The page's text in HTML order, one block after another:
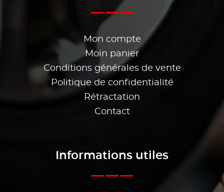
Mon compte
Moin panier
Conditions générales de vente
Politique de confidentialité
Rétractation
Contact
Informations utiles